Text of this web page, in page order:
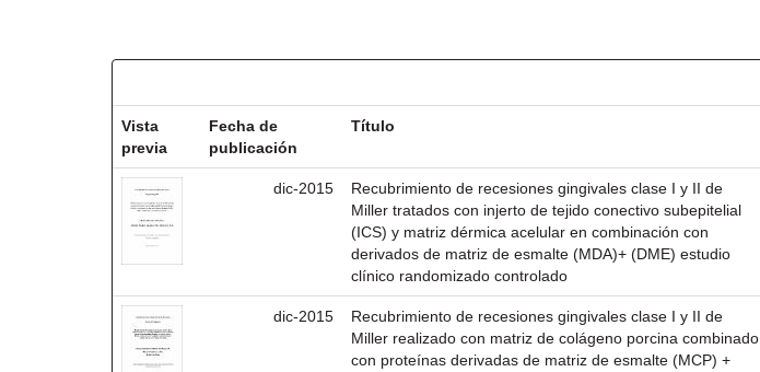
Vista
previa
Fecha de
publicación
Título
dic-2015
Recubrimiento de recesiones gingivales clase I y II de
Miller tratados con injerto de tejido conectivo subepitelial
(ICS) y matriz dérmica acelular en combinación con
derivados de matriz de esmalte (MDA)+ (DME) estudio
clínico randomizado controlado
dic-2015
Recubrimiento de recesiones gingivales clase I y II de
Miller realizado con matriz de colágeno porcina combinado
con proteínas derivadas de matriz de esmalte (MCP) +